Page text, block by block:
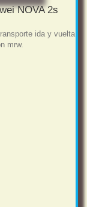
NOVA 2s
ida y vuelta
mrw.